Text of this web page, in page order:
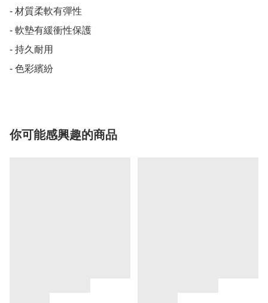
- 材質柔軟有彈性
- 軟墊有緩衝性保護
- 持久耐用
- 色彩繽紛
你可能感興趣的商品